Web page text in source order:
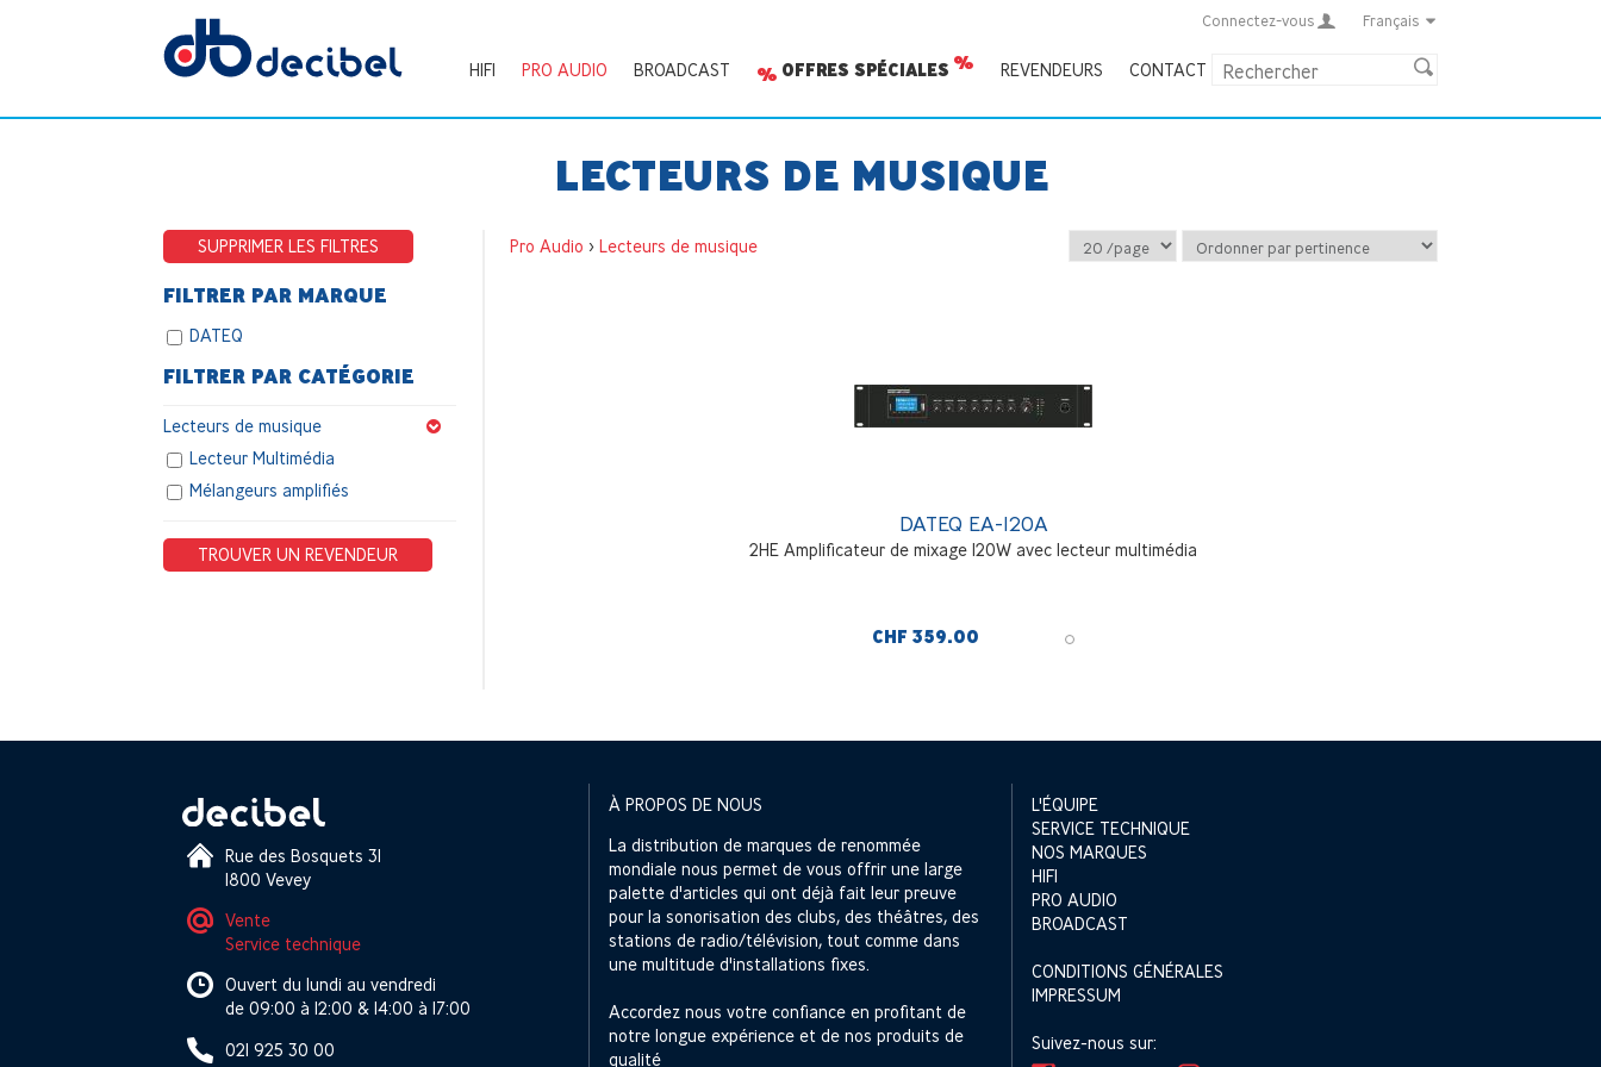
Connectez-vous Français
HIFI PRO AUDIO BROADCAST OFFRES SPÉCIALES REVENDEURS CONTACT
LECTEURS DE MUSIQUE
SUPPRIMER LES FILTRES
FILTRER PAR MARQUE
DATEQ
FILTRER PAR CATÉGORIE
Lecteurs de musique
Lecteur Multimédia
Mélangeurs amplifiés
TROUVER UN REVENDEUR
Pro Audio > Lecteurs de musique
DATEQ EA-120A
2HE Amplificateur de mixage 120W avec lecteur multimédia
CHF 359.00
Rue des Bosquets 31
1800 Vevey
Vente
Service technique
Ouvert du lundi au vendredi
de 09:00 à 12:00 & 14:00 à 17:00
021 925 30 00
À PROPOS DE NOUS
La distribution de marques de renommée
mondiale nous permet de vous offrir une large
palette d'articles qui ont déjà fait leur preuve
pour la sonorisation des clubs, des théâtres, des
stations de radio/télévision, tout comme dans
une multitude d'installations fixes.
Accordez nous votre confiance en profitant de
notre longue expérience et de nos produits de
qualité
L'ÉQUIPE
SERVICE TECHNIQUE
NOS MARQUES
HIFI
PRO AUDIO
BROADCAST
CONDITIONS GÉNÉRALES
IMPRESSUM
Suivez-nous sur: